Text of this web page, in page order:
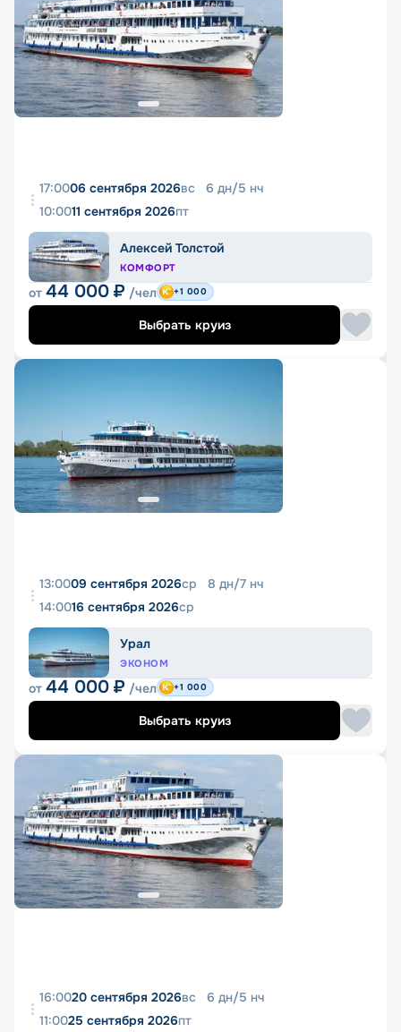
17:0006 сентября 2026вс 6 дн/5 нч
10:0011 сентября 2026пт
Алексей Толстой
КОМФОРТ
от 44 000 ₽ /чел +1 000
Выбрать круиз
13:0009 сентября 2026ср 8 дн/7 нч
14:0016 сентября 2026ср
Урал
ЭКОНОМ
от 44 000 ₽ /чел +1 000
Выбрать круиз
16:0020 сентября 2026вс 6 дн/5 нч
11:0025 сентября 2026пт